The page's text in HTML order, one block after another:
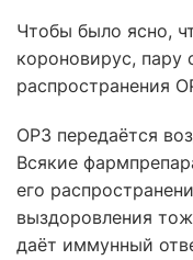
Чтобы было ясно,
короновирус, пару
распространения
ОРЗ передаётся
Всякие
его
выздоровления
даёт иммунный